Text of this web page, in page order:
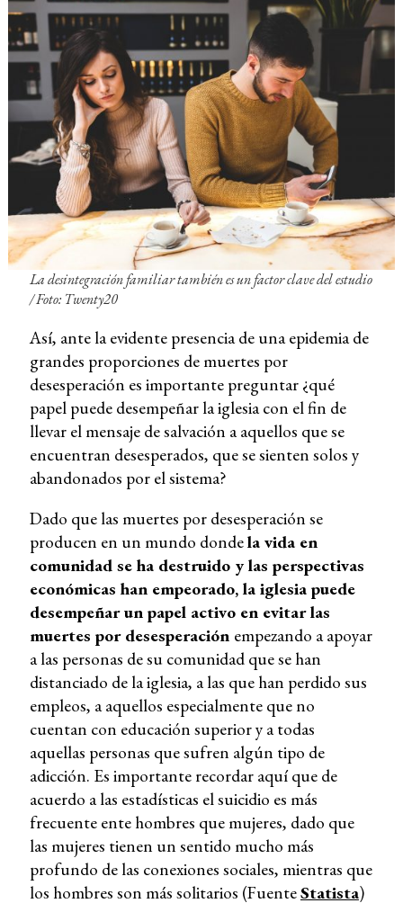
La desintegración familiar también es un factor clave del estudio
/ Foto: Twenty20
Así, ante la evidente presencia de una epidemia de
grandes proporciones de muertes por
desesperación es importante preguntar ¿qué
papel puede desempeñar la iglesia con el fin de
llevar el mensaje de salvación a aquellos que se
encuentran desesperados, que se sienten solos y
abandonados por el sistema?
Dado que las muertes por desesperación se
producen en un mundo dondela vida en
comunidad se ha destruido y las perspectivas
económicas han empeorado, la iglesia puede
desempeñar un papel activo en evitar las
muertes por desesperación empezando a apoyar
a las personas de su comunidad que se han
distanciado de la iglesia, a las que han perdido sus
empleos, a aquellos especialmente que no
cuentan con educación superior y a todas
aquellas personas que sufren algún tipo de
adicción. Es importante recordar aquí que de
acuerdo a las estadísticas el suicidio es más
frecuente ente hombres que mujeres, dado que
las mujeres tienen un sentido mucho más
profundo de las conexiones sociales, mientras que
los hombres son más solitarios (FuenteStatista)